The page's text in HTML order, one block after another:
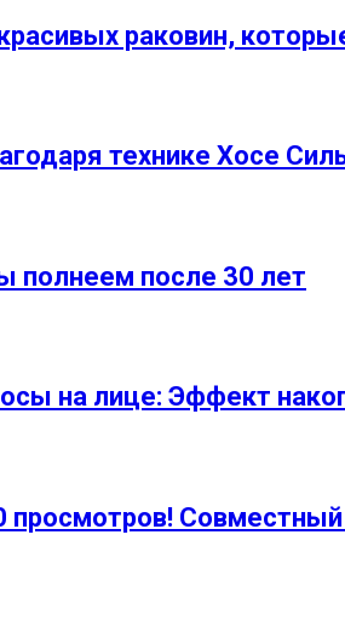
раковин,
технике Хосе
полнеем после 30 лет
на лице: Эффект
Совместный